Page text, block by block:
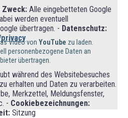
Zweck: Alle eingebetteten Google
werden eventuell
übertragen. - Datenschutz:
während des Websitebesuches
erhalten und Daten zu verarbeiten.
Merkzettel, Meldungsfenster,
- Cookiebezeichnungen:
Sitzung
Video von YouTube zu laden.
personenbezogene Daten an
übertragen.